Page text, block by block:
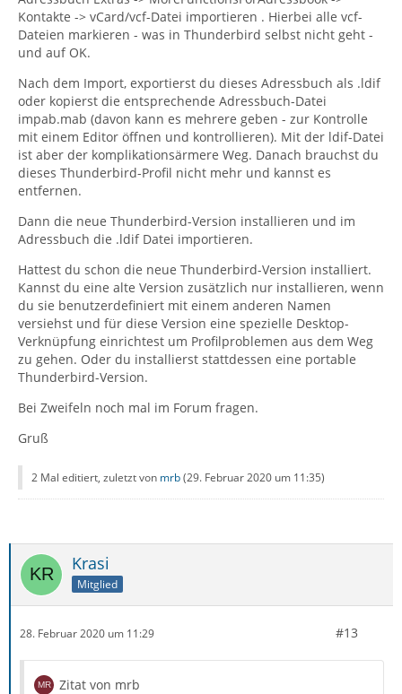
Kontakte -> vCard/vcf-Datei importieren . Hierbei alle vcf-
Dateien markieren - was in Thunderbird selbst nicht geht -
und auf OK.
Nach dem Import, exportierst du dieses Adressbuch als .ldif
oder kopierst die entsprechende Adressbuch-Datei
impab.mab (davon kann es mehrere geben - zur Kontrolle
mit einem Editor öffnen und kontrollieren). Mit der ldif-Datei
ist aber der komplikationsärmere Weg. Danach brauchst du
dieses Thunderbird-Profil nicht mehr und kannst es
entfernen.
Dann die neue Thunderbird-Version installieren und im
Adressbuch die .ldif Datei importieren.
Hattest du schon die neue Thunderbird-Version installiert.
Kannst du eine alte Version zusätzlich nur installieren, wenn
du sie benutzerdefiniert mit einem anderen Namen
versiehst und für diese Version eine spezielle Desktop-
Verknüpfung einrichtest um Profilproblemen aus dem Weg
zu gehen. Oder du installierst stattdessen eine portable
Thunderbird-Version.
Bei Zweifeln noch mal im Forum fragen.
Gruß
2 Mal editiert, zuletzt von mrb(29. Februar 2020 um 11:35)
Krasi
Mitglied
28. Februar 2020 um 11:29 #13
Zitat von mrb